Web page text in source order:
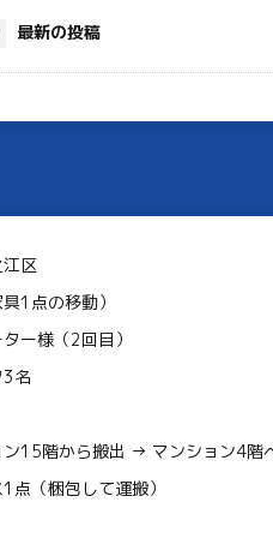
最新の投稿
江区
1点の移動）
ター様（2回目）
3名
ン15階から搬出 → マンション4階
点（梱包して運搬）